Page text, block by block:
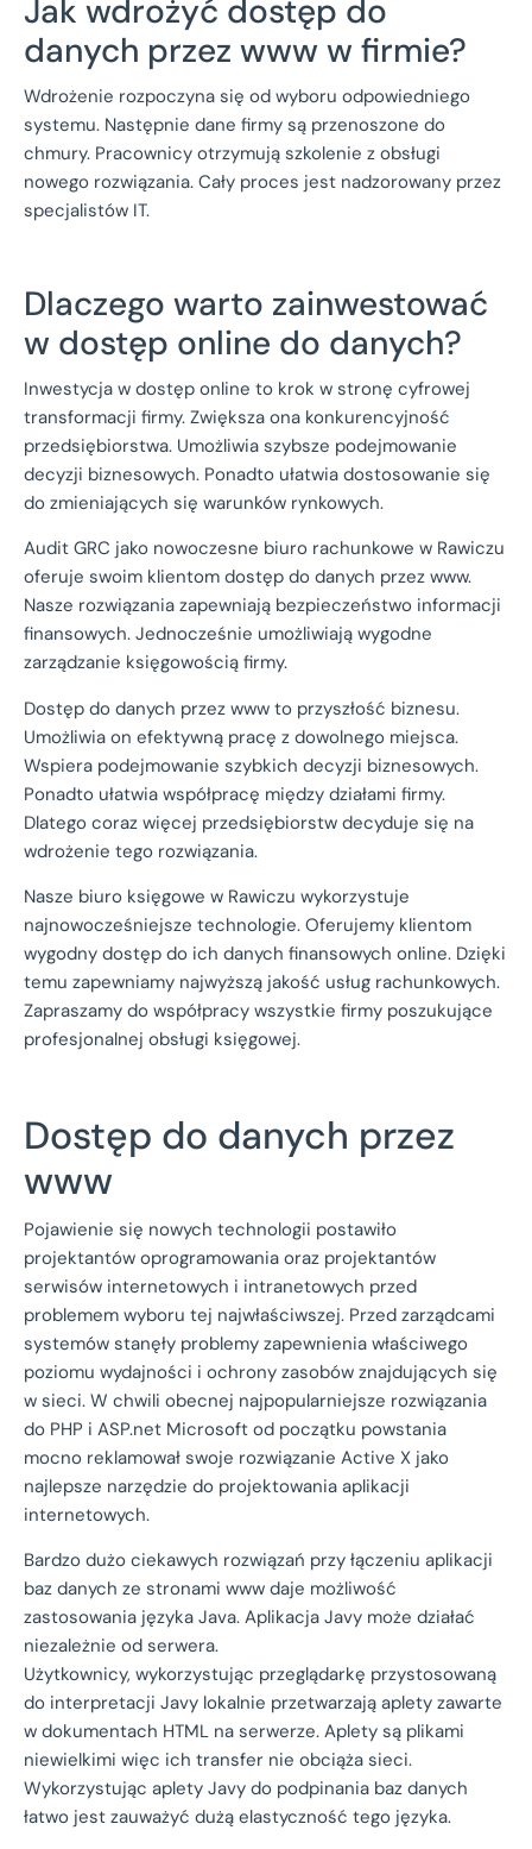
Jak wdrożyć dostęp do
danych przez www w firmie?
Wdrożenie rozpoczyna się od wyboru odpowiedniego
systemu. Następnie dane firmy są przenoszone do
chmury. Pracownicy otrzymują szkolenie z obsługi
nowego rozwiązania. Cały proces jest nadzorowany przez
specjalistów IT.
Dlaczego warto zainwestować
w dostęp online do danych?
Inwestycja w dostęp online to krok w stronę cyfrowej
transformacji firmy. Zwiększa ona konkurencyjność
przedsiębiorstwa. Umożliwia szybsze podejmowanie
decyzji biznesowych. Ponadto ułatwia dostosowanie się
do zmieniających się warunków rynkowych.
Audit GRC jako nowoczesne biuro rachunkowe w Rawiczu
oferuje swoim klientom dostęp do danych przez www.
Nasze rozwiązania zapewniają bezpieczeństwo informacji
finansowych. Jednocześnie umożliwiają wygodne
zarządzanie księgowością firmy.
Dostęp do danych przez www to przyszłość biznesu.
Umożliwia on efektywną pracę z dowolnego miejsca.
Wspiera podejmowanie szybkich decyzji biznesowych.
Ponadto ułatwia współpracę między działami firmy.
Dlatego coraz więcej przedsiębiorstw decyduje się na
wdrożenie tego rozwiązania.
Nasze biuro księgowe w Rawiczu wykorzystuje
najnowocześniejsze technologie. Oferujemy klientom
wygodny dostęp do ich danych finansowych online. Dzięki
temu zapewniamy najwyższą jakość usług rachunkowych.
Zapraszamy do współpracy wszystkie firmy poszukujące
profesjonalnej obsługi księgowej.
Dostęp do danych przez
www
Pojawienie się nowych technologii postawiło
projektantów oprogramowania oraz projektantów
serwisów internetowych i intranetowych przed
problemem wyboru tej najwłaściwszej. Przed zarządcami
systemów stanęły problemy zapewnienia właściwego
poziomu wydajności i ochrony zasobów znajdujących się
w sieci. W chwili obecnej najpopularniejsze rozwiązania
do PHP i ASP.net Microsoft od początku powstania
mocno reklamował swoje rozwiązanie Active X jako
najlepsze narzędzie do projektowania aplikacji
internetowych.
Bardzo dużo ciekawych rozwiązań przy łączeniu aplikacji
baz danych ze stronami www daje możliwość
zastosowania języka Java. Aplikacja Javy może działać
niezależnie od serwera.
Użytkownicy, wykorzystując przeglądarkę przystosowaną
do interpretacji Javy lokalnie przetwarzają aplety zawarte
w dokumentach HTML na serwerze. Aplety są plikami
niewielkimi więc ich transfer nie obciąża sieci.
Wykorzystując aplety Javy do podpinania baz danych
łatwo jest zauważyć dużą elastyczność tego języka.